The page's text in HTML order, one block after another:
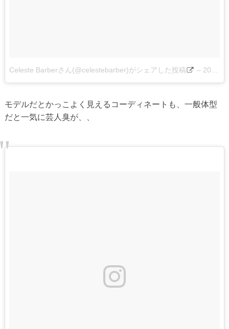
Celeste Barberさん(@celestebarber)がシェアした投稿 – 2016 4月 21 2:05午前 PDT
モデルだとかっこよく見えるコーディネートも、一般体型
だと一気に芸人臭が、、